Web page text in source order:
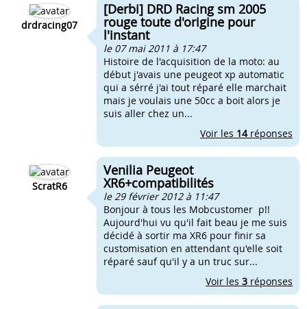
drdracing07
[Derbi] DRD Racing sm 2005
rouge toute d'origine pour
l'instant
le 07 mai 2011 à 17:47
Histoire de l'acquisition de la moto: au
début j'avais une peugeot xp automatic
qui a sérré j'ai tout réparé elle marchait
mais je voulais une 50cc a boit alors je
suis aller chez un...
Voir les 14réponses
ScratR6
Venilia Peugeot
XR6+compatibilités
le 29 février 2012 à 11:47
Bonjour à tous les Mobcustomer p!!
Aujourd'hui vu qu'il fait beau je me suis
décidé à sortir ma XR6 pour finir sa
customisation en attendant qu'elle soit
réparé sauf qu'il y a un truc sur...
Voir les 3 réponses